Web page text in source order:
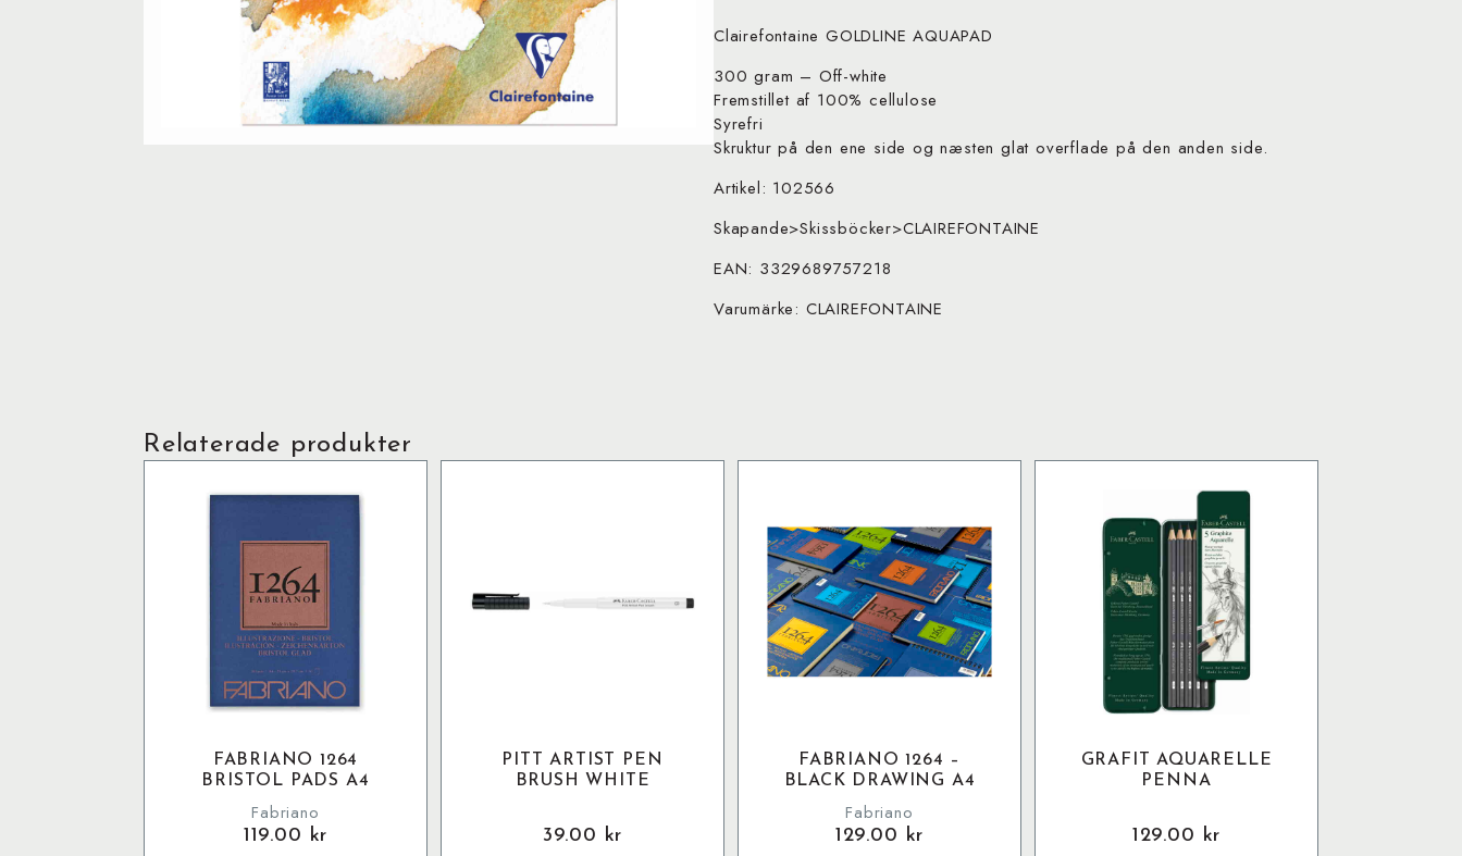
Clairefontaine GOLDLINE AQUAPAD
300 gram – Off-white
Fremstillet af 100% cellulose
Syrefri
Skruktur på den ene side og næsten glat overflade på den anden side.
Artikel: 102566
Skapande>Skissböcker>CLAIREFONTAINE
EAN: 3329689757218
Varumärke: CLAIREFONTAINE
Relaterade produkter
FABRIANO 1264
BRISTOL PADS A4
Fabriano
119.00 kr
PITT ARTIST PEN
BRUSH WHITE
39.00 kr
FABRIANO 1264 –
BLACK DRAWING A4
Fabriano
129.00 kr
GRAFIT AQUARELLE
PENNA
129.00 kr